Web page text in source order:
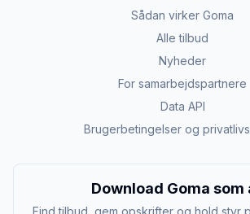
Sådan virker Goma
Alle tilbud
Nyheder
For samarbejdspartnere
Data API
Brugerbetingelser og
Download Goma som
Find tilbud, gem opskrifter og hold styr